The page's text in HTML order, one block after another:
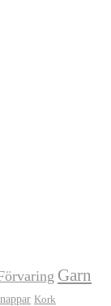
Garn
Kork